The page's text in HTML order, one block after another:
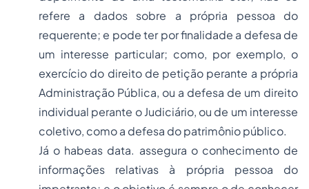
refere a dados sobre a própria pessoa do
requerente; e pode ter por finalidade a defesa de
um interesse particular; como, por exemplo, o
exercício do direito de petição perante a própria
Administração Pública, ou a defesa de um direito
individual perante o Judiciário, ou de um interesse
coletivo, como a defesa do patrimônio público.
Já o habeas data. assegura o conhecimento de
informações relativas à própria pessoa do